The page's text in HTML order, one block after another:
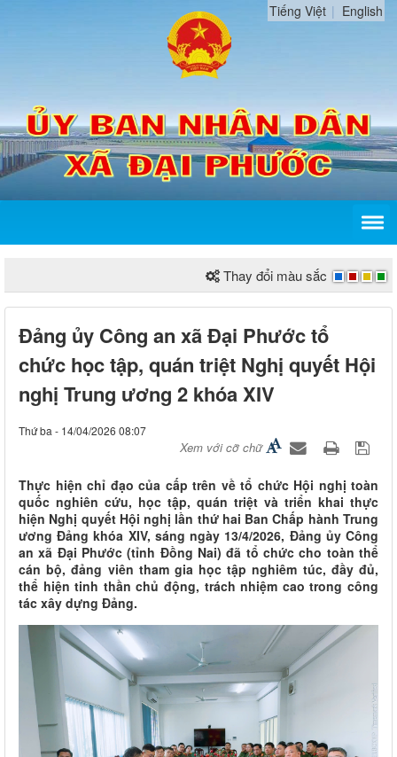
Tiếng Việt English
Thay đổi màu sắc
Đảng ủy Công an xã Đại Phước tổ
chức học tập, quán triệt Nghị quyết Hội
nghị Trung ương 2 khóa XIV
Thứ ba - 14/04/2026 08:07
Xem với cỡ chữ
Thực hiện chỉ đạo của cấp trên về tổ chức Hội nghị toàn
quốc nghiên cứu, học tập, quán triệt và triển khai thực
hiện Nghị quyết Hội nghị lần thứ hai Ban Chấp hành Trung
ương Đảng khóa XIV, sáng ngày 13/4/2026, Đảng ủy Công
an xã Đại Phước (tỉnh Đồng Nai) đã tổ chức cho toàn thể
cán bộ, đảng viên tham gia học tập nghiêm túc, đầy đủ,
thể hiện tinh thần chủ động, trách nhiệm cao trong công
tác xây dựng Đảng.